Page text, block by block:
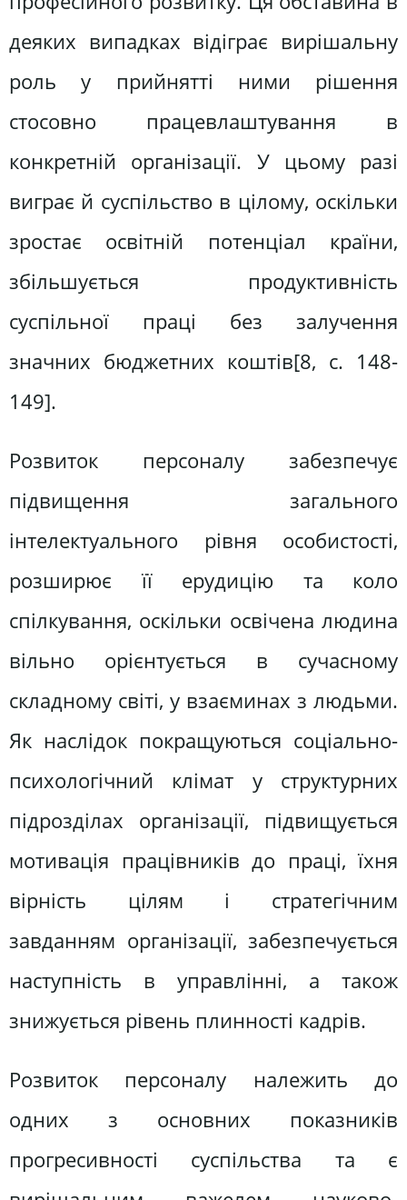
деяких випадках відіграє вирішальну
роль у прийнятті ними рішення
стосовно працевлаштування в
конкретній організації. У цьому разі
виграє й суспільство в цілому, оскільки
зростає освітній потенціал країни,
збільшується продуктивність
суспільної праці без залучення
значних бюджетних коштів[8, c. 148-
149].
Розвиток персоналу забезпечує
підвищення загального
інтелектуального рівня особистості,
розширює її ерудицію та коло
спілкування, оскільки освічена людина
вільно орієнтується в сучасному
складному світі, у взаєминах з людьми.
Як наслідок покращуються соціально-
психологічний клімат у структурних
підрозділах організації, підвищується
мотивація працівників до праці, їхня
вірність цілям і стратегічним
завданням організації, забезпечується
наступність в управлінні, а також
знижується рівень плинності кадрів.
Розвиток персоналу належить до
одних з основних показників
прогресивності суспільства та є